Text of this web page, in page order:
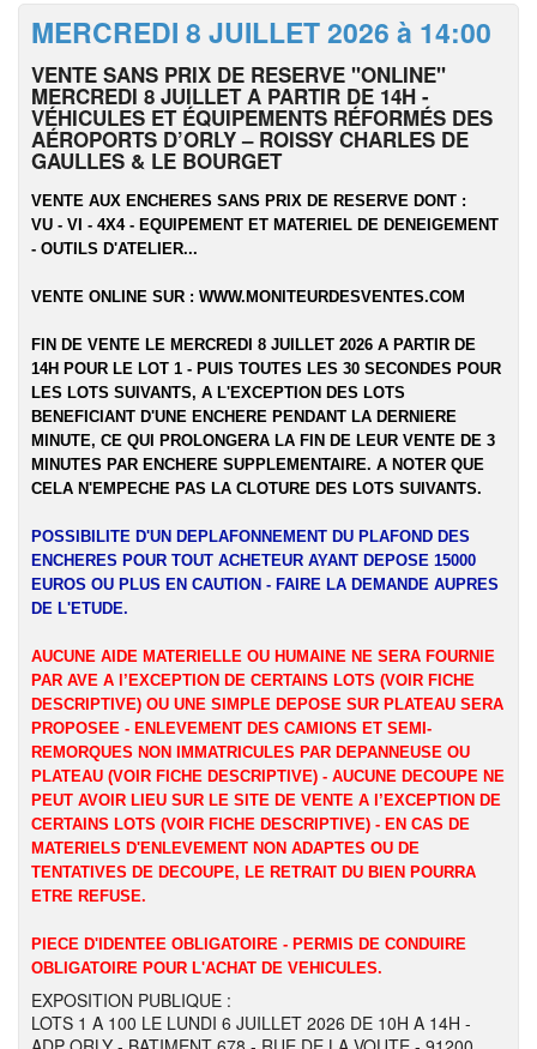
MERCREDI 8 JUILLET 2026 à 14:00
VENTE SANS PRIX DE RESERVE "ONLINE"
MERCREDI 8 JUILLET A PARTIR DE 14H -
VÉHICULES ET ÉQUIPEMENTS RÉFORMÉS DES
AÉROPORTS D’ORLY – ROISSY CHARLES DE
GAULLES & LE BOURGET
VENTE AUX ENCHERES SANS PRIX DE RESERVE DONT :
VU - VI - 4X4 - EQUIPEMENT ET MATERIEL DE DENEIGEMENT
- OUTILS D'ATELIER...
VENTE ONLINE SUR : WWW.MONITEURDESVENTES.COM
FIN DE VENTE LE MERCREDI 8 JUILLET 2026 A PARTIR DE
14H POUR LE LOT 1 - PUIS TOUTES LES 30 SECONDES POUR
LES LOTS SUIVANTS, A L'EXCEPTION DES LOTS
BENEFICIANT D'UNE ENCHERE PENDANT LA DERNIERE
MINUTE, CE QUI PROLONGERA LA FIN DE LEUR VENTE DE 3
MINUTES PAR ENCHERE SUPPLEMENTAIRE. A NOTER QUE
CELA N'EMPECHE PAS LA CLOTURE DES LOTS SUIVANTS.
POSSIBILITE D'UN DEPLAFONNEMENT DU PLAFOND DES
ENCHERES POUR TOUT ACHETEUR AYANT DEPOSE 15000
EUROS OU PLUS EN CAUTION - FAIRE LA DEMANDE AUPRES
DE L'ETUDE.
AUCUNE AIDE MATERIELLE OU HUMAINE NE SERA FOURNIE
PAR AVE A l’EXCEPTION DE CERTAINS LOTS (VOIR FICHE
DESCRIPTIVE) OU UNE SIMPLE DEPOSE SUR PLATEAU SERA
PROPOSEE - ENLEVEMENT DES CAMIONS ET SEMI-
REMORQUES NON IMMATRICULES PAR DEPANNEUSE OU
PLATEAU (VOIR FICHE DESCRIPTIVE) - AUCUNE DECOUPE NE
PEUT AVOIR LIEU SUR LE SITE DE VENTE A l’EXCEPTION DE
CERTAINS LOTS (VOIR FICHE DESCRIPTIVE) - EN CAS DE
MATERIELS D'ENLEVEMENT NON ADAPTES OU DE
TENTATIVES DE DECOUPE, LE RETRAIT DU BIEN POURRA
ETRE REFUSE.
PIECE D'IDENTEE OBLIGATOIRE - PERMIS DE CONDUIRE
OBLIGATOIRE POUR L'ACHAT DE VEHICULES.
EXPOSITION PUBLIQUE :
LOTS 1 A 100 LE LUNDI 6 JUILLET 2026 DE 10H A 14H -